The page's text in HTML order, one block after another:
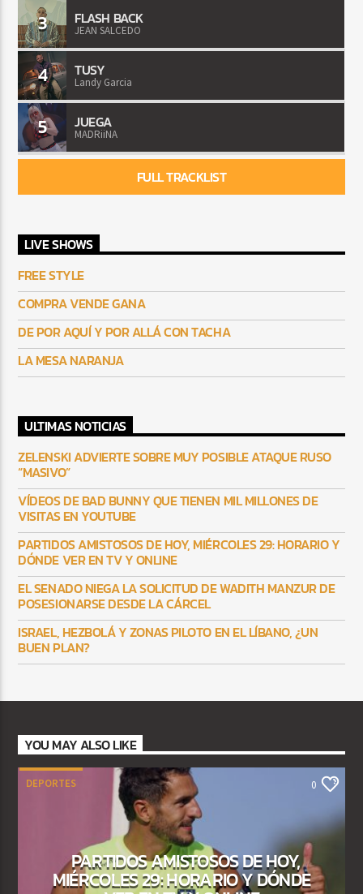
3 FLASH BACK
JEAN SALCEDO
4 TUSY
Landy Garcia
5 JUEGA
MADRiiNA
FULL TRACKLIST
LIVE SHOWS
FREE STYLE
COMPRA VENDE GANA
DE POR AQUÍ Y POR ALLÁ CON TACHA
LA MESA NARANJA
ULTIMAS NOTICIAS
ZELENSKI ADVIERTE SOBRE MUY POSIBLE ATAQUE RUSO
“MASIVO”
VÍDEOS DE BAD BUNNY QUE TIENEN MIL MILLONES DE
VISITAS EN YOUTUBE
PARTIDOS AMISTOSOS DE HOY, MIÉRCOLES 29: HORARIO Y
DÓNDE VER EN TV Y ONLINE
EL SENADO NIEGA LA SOLICITUD DE WADITH MANZUR DE
POSESIONARSE DESDE LA CÁRCEL
ISRAEL, HEZBOLÁ Y ZONAS PILOTO EN EL LÍBANO, ¿UN
BUEN PLAN?
YOU MAY ALSO LIKE
DEPORTES 0
PARTIDOS AMISTOSOS DE HOY,
MIÉRCOLES 29: HORARIO Y DÓNDE